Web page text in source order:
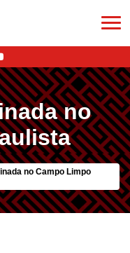
no
no Campo Limpo